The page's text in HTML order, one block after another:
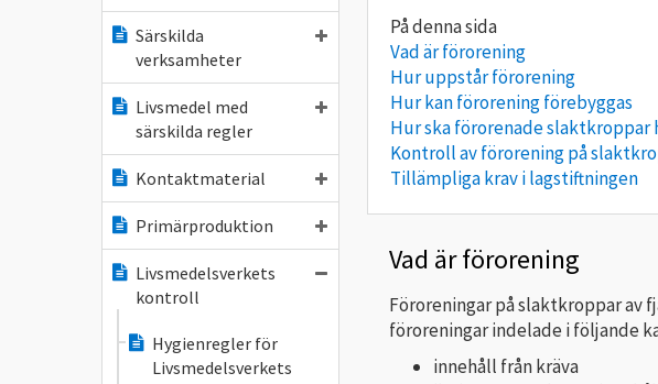
Särskilda
verksamheter
Livsmedel med
särskilda regler
Kontaktmaterial
Primärproduktion
Livsmedelsverkets
kontroll
Hygienregler för
Livsmedelsverkets
Vad är förorening
Hur uppstår förorening
Hur kan förorening förebyggas
Hur ska förorenade slaktkroppar
Kontroll av förorening på
Tillämpliga krav i lagstiftningen
Vad är förorening
Föroreningar på slaktkroppar av
föroreningar indelade i följande
innehåll från kräva